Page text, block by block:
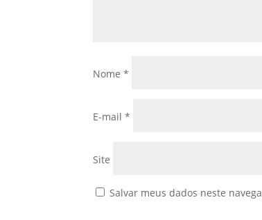
Nome*
E-mail*
Site
Salvar meus dados neste